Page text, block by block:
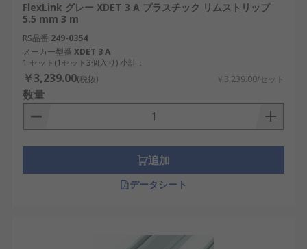
FlexLink グレー XDET 3 A プラスチック リムストリップ
5.5 mm 3 m
RS品番 249-0354
メーカー型番 XDET 3 A
1 セット(1セット3個入り) 小計：
￥3,239.00(税抜) ￥3,239.00/セット
数量
追加
データシート